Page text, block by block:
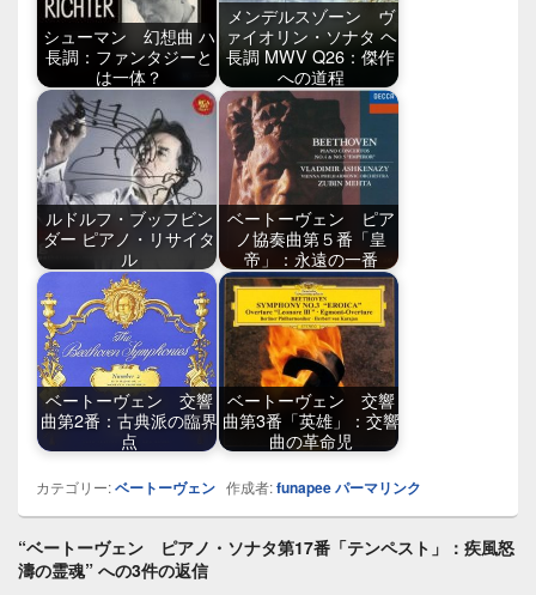
シューマン 幻想曲 ハ
長調：ファンタジーと
は一体？
メンデルスゾーン ヴ
ァイオリン・ソナタ ヘ
長調 MWV Q26：傑作
への道程
ルドルフ・ブッフビン
ダー ピアノ・リサイタ
ル
ベートーヴェン ピア
ノ協奏曲第５番「皇
帝」：永遠の一番
ベートーヴェン 交響
曲第2番：古典派の臨界
点
ベートーヴェン 交響
曲第3番「英雄」：交響
曲の革命児
カテゴリー:ベートーヴェン 作成者:funapeeパーマリンク
“ベートーヴェン ピアノ・ソナタ第17番「テンペスト」：疾風怒
濤の霊魂” への3件の返信